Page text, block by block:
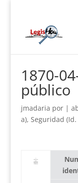
1870-
público
jmadaria por |
a), Seguridad (Id.